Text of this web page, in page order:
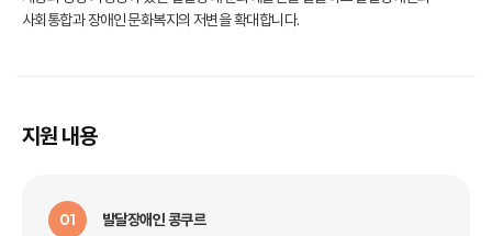
사회통합과 장애인 문화복지의 저변을 확대합니다.
지원 내용
01 발달장애인 콩쿠르